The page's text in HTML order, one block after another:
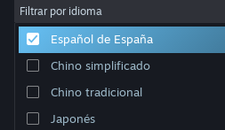
Soporte
Cambiar idioma
Filtrar por idioma
Español de España
Chino simplificado
Chino tradicional
Japonés
Ordenar por Relevancia
1 resultado coincide con la búsqueda. Se
basándose en tus preferencias.